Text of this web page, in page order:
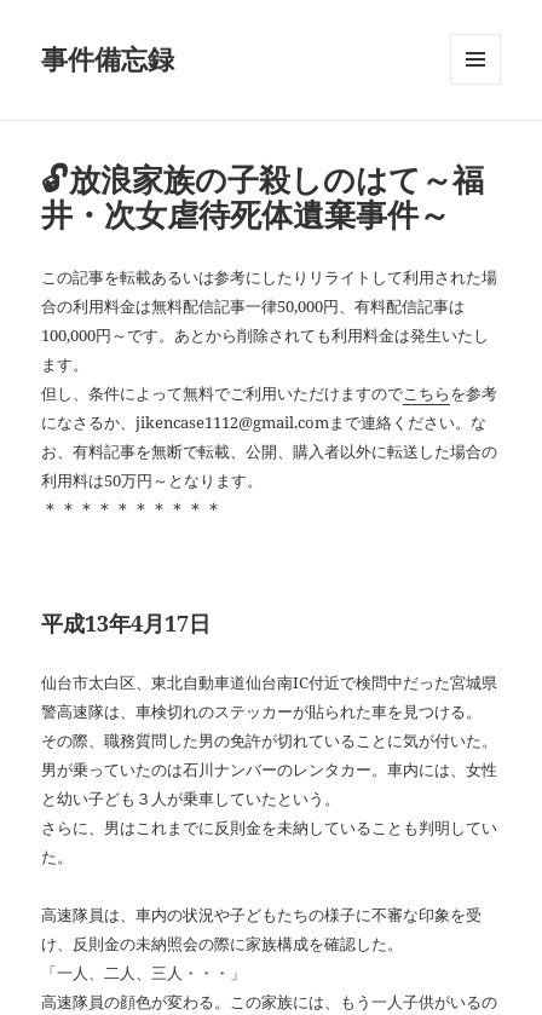
事件備忘録
ット
🔓放浪家族の子殺しのはて～福
井・次女虐待死体遺棄事件～
この記事を転載あるいは参考にしたりリライトして利用された場
合の利用料金は無料配信記事一律50,000円、有料配信記事は
100,000円～です。あとから削除されても利用料金は発生いたし
ます。
但し、条件によって無料でご利用いただけますのでこちらを参考
になさるか、jikencase1112@gmail.comまで連絡ください。な
お、有料記事を無断で転載、公開、購入者以外に転送した場合の
利用料は50万円～となります。
＊＊＊＊＊＊＊＊＊＊
平成13年4月17日
仙台市太白区、東北自動車道仙台南IC付近で検問中だった宮城県
警高速隊は、車検切れのステッカーが貼られた車を見つける。
その際、職務質問した男の免許が切れていることに気が付いた。
男が乗っていたのは石川ナンバーのレンタカー。車内には、女性
と幼い子ども３人が乗車していたという。
さらに、男はこれまでに反則金を未納していることも判明してい
た。
高速隊員は、車内の状況や子どもたちの様子に不審な印象を受
け、反則金の未納照会の際に家族構成を確認した。
「一人、二人、三人・・・」
高速隊員の顔色が変わる。この家族には、もう一人子供がいるの